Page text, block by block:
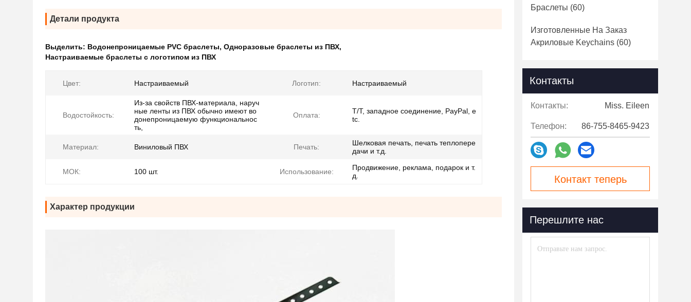
Детали продукта
Выделить: Водонепроницаемые PVC браслеты, Одноразовые браслеты из ПВХ,
Настраиваемые браслеты с логотипом из ПВХ
Цвет: Настраиваемый Логотип: Настраиваемый
Водостойкость:
Из-за свойств ПВХ-материала, наруч
ные ленты из ПВХ обычно имеют во
донепроницаемую функциональнос
ть,
Оплата:
T/T, западное соединение, PayPal, e
tc.
Материал: Виниловый ПВХ Печать:
Шелковая печать, печать теплопере
дачи и т.д.
МОК: 100 шт. Использование:
Продвижение, реклама, подарок и т.
д.
Характер продукции
Браслеты (60)
Изготовленные На Заказ
Акриловые Keychains (60)
Контакты
Контакты: Miss. Eileen
Телефон: 86-755-8465-9423
Контакт теперь
Перешлите нас